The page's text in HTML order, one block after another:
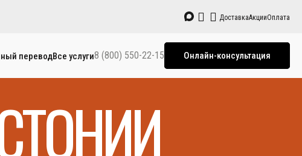
ДоставкаАкцииОплата
переводВсе услуги8 (800) 550-22-15 Онлайн-консультация